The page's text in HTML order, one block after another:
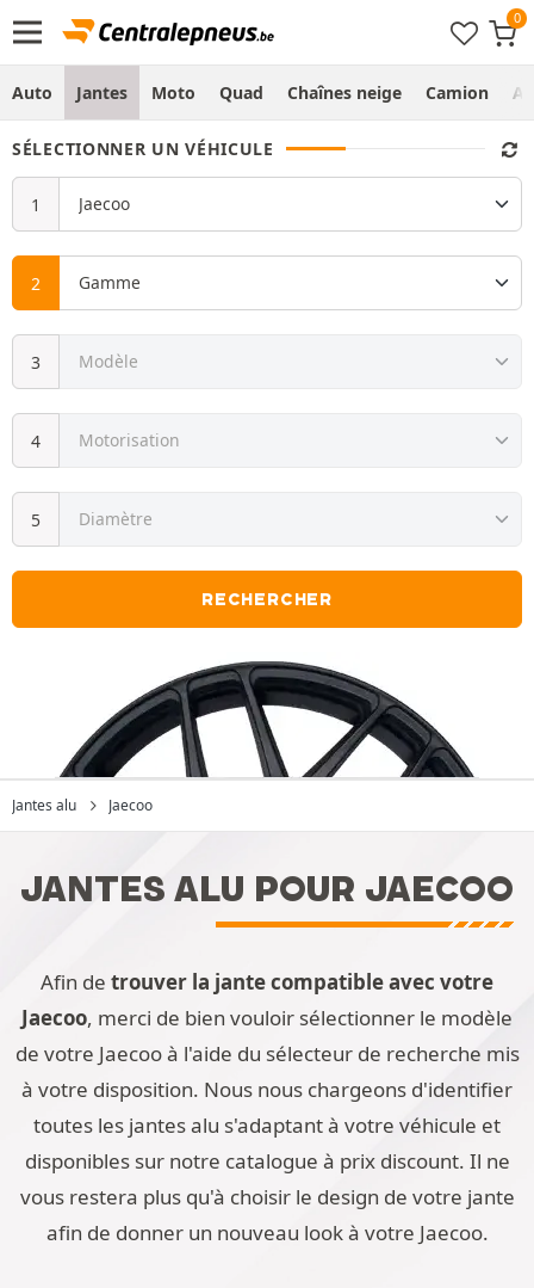
Auto Jantes Moto Quad Chaînes neige Camion
SÉLECTIONNER UN VÉHICULE
RECHERCHER
Jantes alu Jaecoo
JANTES ALU POUR JAECOO
Afin de trouver la jante compatible avec votre
Jaecoo, merci de bien vouloir sélectionner le modèle
de votre Jaecoo à l'aide du sélecteur de recherche mis
à votre disposition. Nous nous chargeons d'identifier
toutes les jantes alu s'adaptant à votre véhicule et
disponibles sur notre catalogue à prix discount. Il ne
vous restera plus qu'à choisir le design de votre jante
afin de donner un nouveau look à votre Jaecoo.